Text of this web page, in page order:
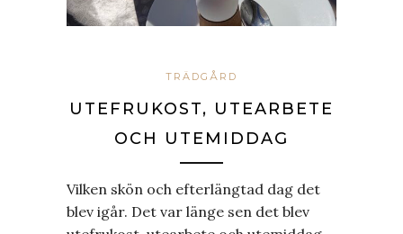
TRÄDGÅRD
UTEFRUKOST, UTEARBETE
OCH UTEMIDDAG
Vilken skön och efterlängtad dag det
blev igår. Det var länge sen det blev